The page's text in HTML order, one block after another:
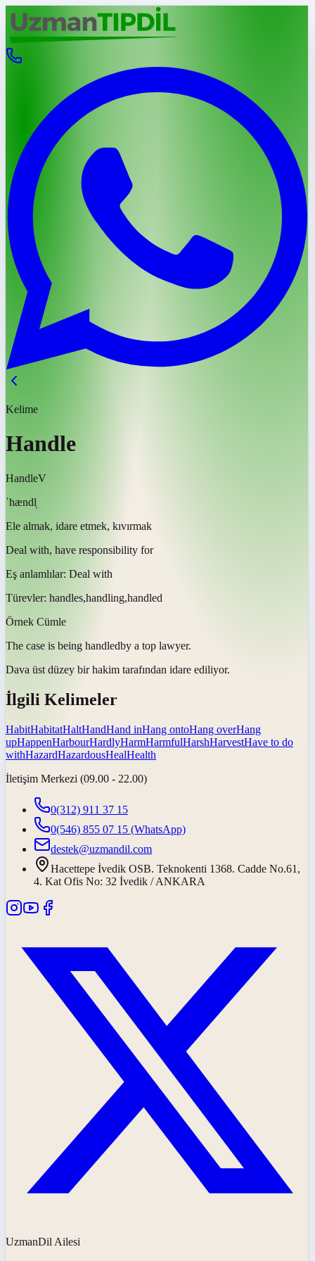
Kelime
Handle
HandleV
ˈhændl̩
Ele almak, idare etmek, kıvırmak
Deal with, have responsibility for
Eş anlamlılar: Deal with
Türevler: handles,handling,handled
Örnek Cümle
The case is being handledby a top lawyer.
Dava üst düzey bir hakim tarafından idare ediliyor.
İlgili Kelimeler
HabitHabitatHaltHandHand inHang ontoHang overHang
upHappenHarbourHardlyHarmHarmfulHarshHarvestHave to do
withHazardHazardousHealHealth
İletişim Merkezi (09.00 - 22.00)
0(312) 911 37 15
0(546) 855 07 15 (WhatsApp)
destek@uzmandil.com
Hacettepe İvedik OSB. Teknokenti 1368. Cadde No.61,
4. Kat Ofis No: 32 İvedik / ANKARA
UzmanDil Ailesi